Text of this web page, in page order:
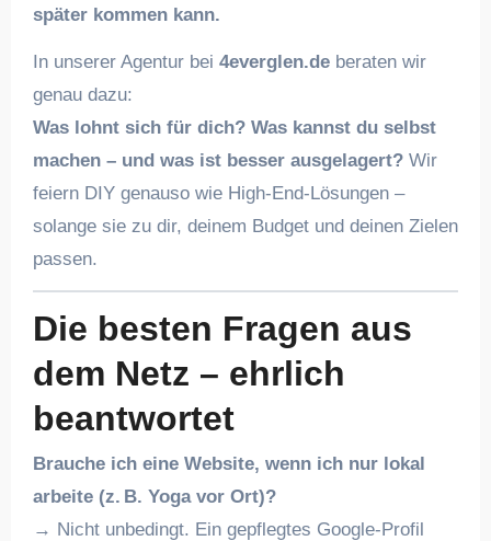
später kommen kann.
In unserer Agentur bei 4everglen.deberaten wir
genau dazu:
Was lohnt sich für dich? Was kannst du selbst
machen – und was ist besser ausgelagert?Wir
feiern DIY genauso wie High-End-Lösungen –
solange sie zu dir, deinem Budget und deinen Zielen
passen.
Die besten Fragen aus
dem Netz – ehrlich
beantwortet
Brauche ich eine Website, wenn ich nur lokal
arbeite (z. B. Yoga vor Ort)?
→ Nicht unbedingt. Ein gepflegtes Google-Profil